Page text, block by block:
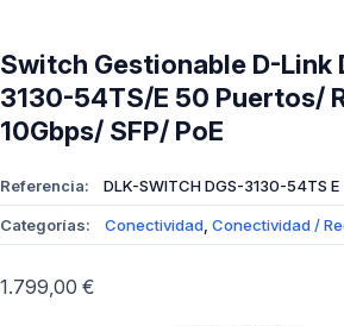
Switch Gestionable D-Link
3130-54TS/E 50 Puertos/
10Gbps/ SFP/ PoE
Referencia: DLK-SWITCH DGS-3130-54TS E
Categorías: Conectividad, Conectividad /
1.799,00 €